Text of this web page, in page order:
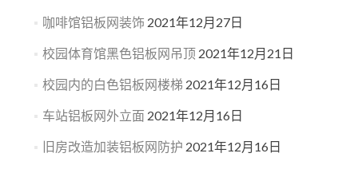
咖啡馆铝板网装饰 2021年12月27日
校园体育馆黑色铝板网吊顶 2021年12月21日
校园内的白色铝板网楼梯 2021年12月16日
车站铝板网外立面 2021年12月16日
旧房改造加装铝板网防护 2021年12月16日